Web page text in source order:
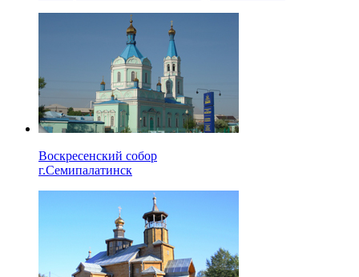
Воскресенский собор
г.Семипалатинск